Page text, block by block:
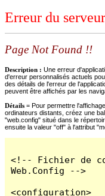
Erreur du
Page Not Found !!
Description : Une erreur
d'erreur personnalisés actuels
des détails de l'erreur de
peuvent être affichés par les
Détails = Pour permettre
ordinateurs distants, créez une
"web.config" situé dans le
ensuite la valeur "off" à l'attribut
<!-- Fichier de
Web.Config -->
<configuration>